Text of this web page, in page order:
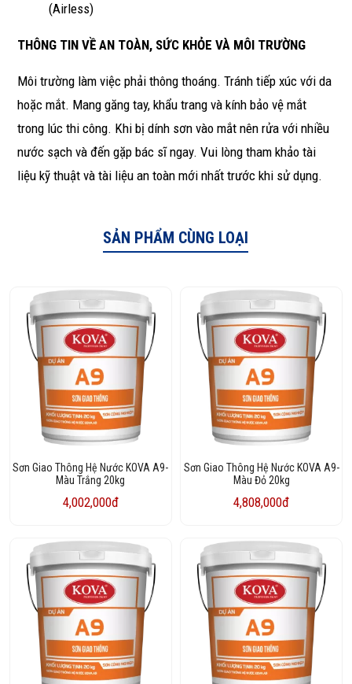
(Airless)
THÔNG TIN VỀ AN TOÀN, SỨC KHỎE VÀ MÔI TRƯỜNG
Môi trường làm việc phải thông thoáng. Tránh tiếp xúc với da
hoặc mắt. Mang găng tay, khẩu trang và kính bảo vệ mắt
trong lúc thi công. Khi bị dính sơn vào mắt nên rửa với nhiều
nước sạch và đến gặp bác sĩ ngay. Vui lòng tham khảo tài
liệu kỹ thuật và tài liệu an toàn mới nhất trước khi sử dụng.
SẢN PHẨM CÙNG LOẠI
Sơn Giao Thông Hệ Nước KOVA A9-
Màu Trắng 20kg
4,002,000đ
Sơn Giao Thông Hệ Nước KOVA A9-
Màu Đỏ 20kg
4,808,000đ